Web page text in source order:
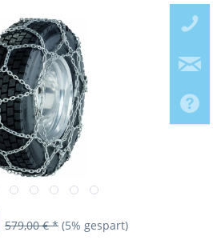
579,00 € * (5% gespart)